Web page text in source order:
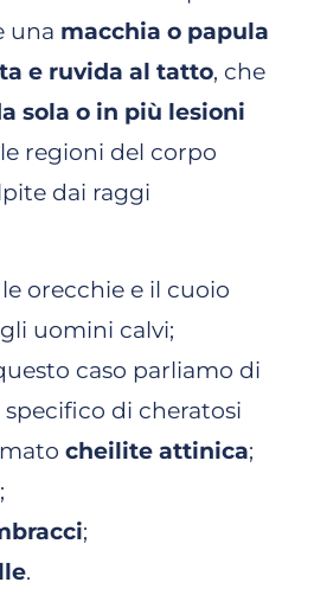
una macchia o papula
e ruvida al tatto, che
sola o in più lesioni
regioni del corpo
dai raggi
orecchie e il cuoio
uomini calvi;
caso parliamo di
di cheratosi
cheilite attinica;
;
;
.